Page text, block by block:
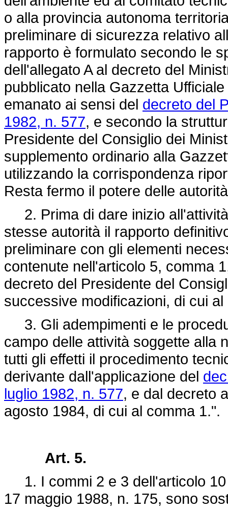
o alla provincia autonoma
preliminare di sicurezza relativo
rapporto è formulato secondo le
dell'allegato A al decreto del
pubblicato nella Gazzetta
emanato ai sensi del decreto del
1982, n. 577, e secondo la
Presidente del Consiglio dei
supplemento ordinario alla
utilizzando la corrispondenza
Resta fermo il potere delle
2. Prima di dare inizio
stesse autorità il rapporto
preliminare con gli elementi
contenute nell'articolo 5, comma
decreto del Presidente del
successive modificazioni, di cui
3. Gli adempimenti e le
campo delle attività soggette alla
tutti gli effetti il procedimento
derivante dall'applicazione del
luglio 1982, n. 577, e dal decreto
agosto 1984, di cui al comma 1.".
Art. 5.
1. I commi 2 e 3 dell'articolo 10
17 maggio 1988, n. 175, sono